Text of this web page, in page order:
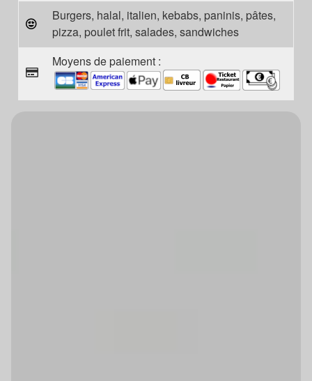
Burgers, halal, italien, kebabs, paninis, pâtes,
pizza, poulet frit, salades, sandwiches
Moyens de paiement :